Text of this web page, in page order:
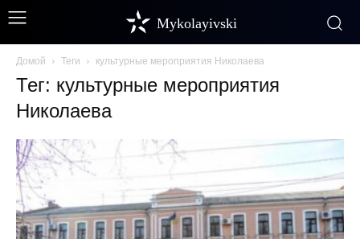
Mykolayivski
Домой Теги культурные мероприятия Николаева
Тег: культурные мероприятия
Николаева